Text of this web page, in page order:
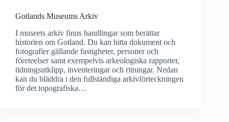
Gotlands Museums Arkiv
I museets arkiv finns handlingar som berättar
historien om Gotland. Du kan hitta dokument och
fotografier gällande fastigheter, personer och
företeelser samt exempelvis arkeologiska rapporter,
tidningsutklipp, inventeringar och ritningar. Nedan
kan du bläddra i den fullständiga arkivförteckningen
för det topografiska…